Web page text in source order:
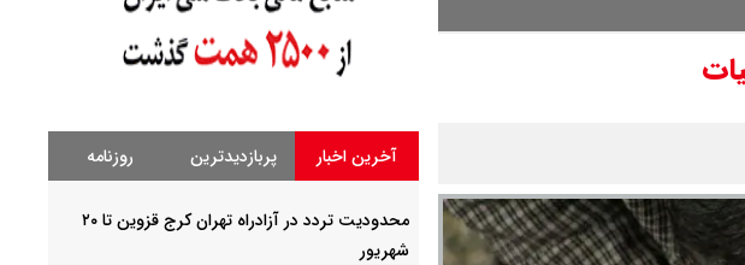
آخرین اخبار پربازدیدترین روزنامه
محدودیت تردد در آزادراه تهران کرج قزوین تا ۲۰
شهریور